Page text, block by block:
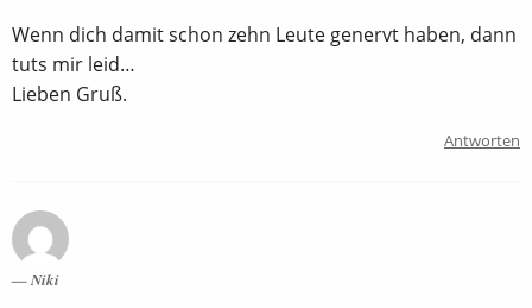
Wenn dich damit schon zehn Leute genervt haben, dann
tuts mir leid…
Lieben Gruß.
Antworten
Niki